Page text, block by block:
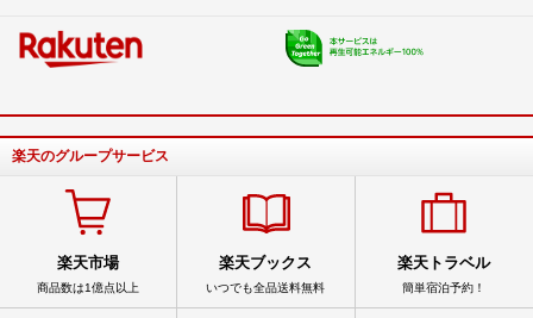
楽天のグループサービス
楽天市場
商品数は1億点以上
楽天ブックス
いつでも全品送料無料
楽天トラベル
簡単宿泊予約！